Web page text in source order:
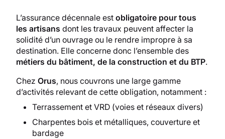
L’assurance décennale est obligatoire pour tous
les artisans dont les travaux peuvent affecter la
solidité d’un ouvrage ou le rendre impropre à sa
destination. Elle concerne donc l’ensemble des
métiers du bâtiment, de la construction et du BTP.
Chez Orus, nous couvrons une large gamme
d’activités relevant de cette obligation, notamment :
Terrassement et VRD (voies et réseaux divers)
Charpentes bois et métalliques, couverture et
bardage